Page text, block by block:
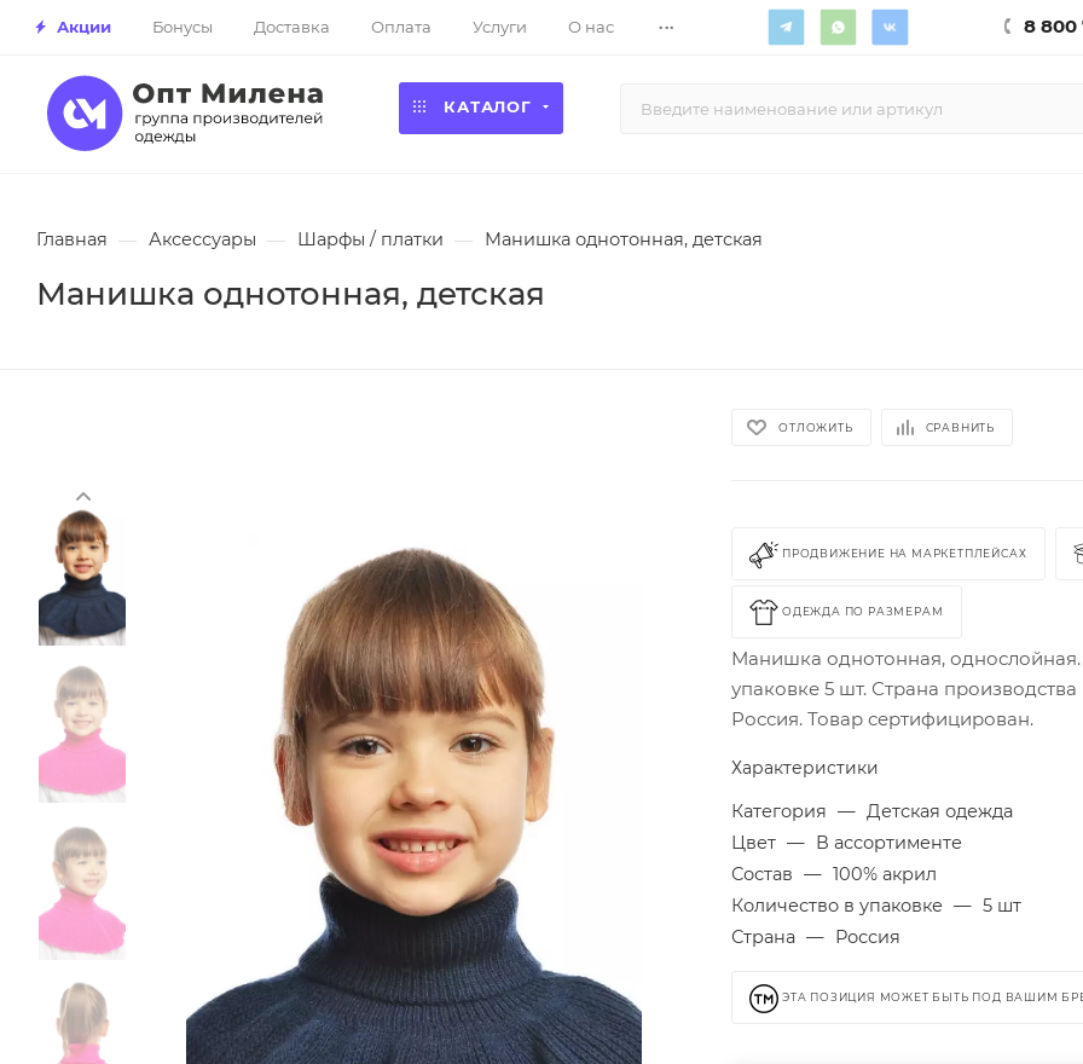
Акции Бонусы Доставка Оплата Услуги О нас ... 8 800
КАТАЛОГ
Главная — Аксессуары — Шарфы / платки — Манишка однотонная, детская
Манишка однотонная, детская
ОТЛОЖИТЬ СРАВНИТЬ
ПРОДВИЖЕНИЕ НА МАРКЕТПЛЕЙСАХ
ОДЕЖДА ПО РАЗМЕРАМ
Манишка однотонная,
упаковке 5 шт. Страна производства
Россия. Товар сертифицирован.
Характеристики
Категория — Детская одежда
Цвет — В ассортименте
Состав — 100% акрил
Количество в упаковке — 5 шт
Страна — Россия
ЭТА ПОЗИЦИЯ МОЖЕТ БЫТЬ ПОД ВАШИМ